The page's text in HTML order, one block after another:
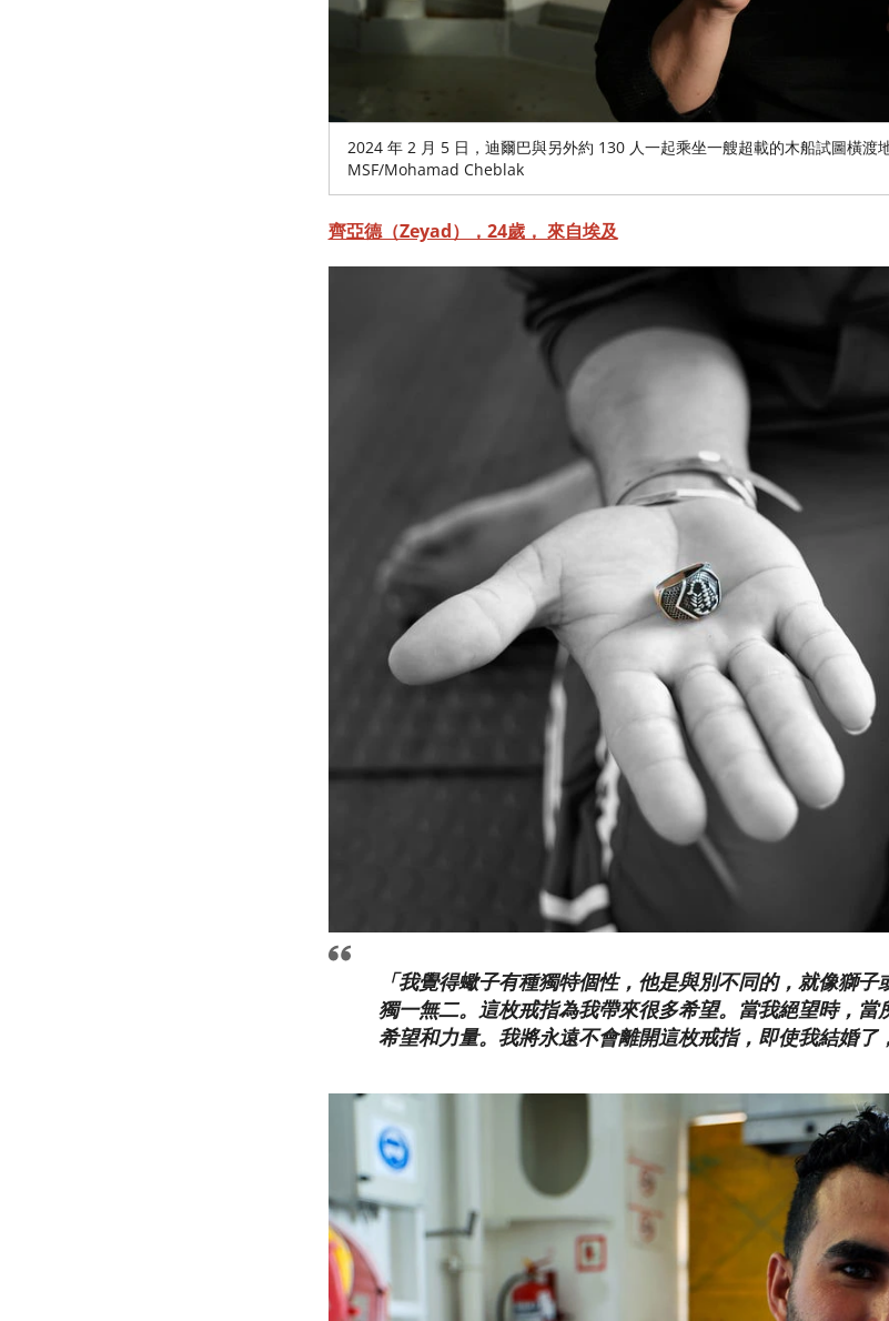
2024 年 2 月 5 日，迪爾巴與另外約 130 人一起乘坐一艘超載的木船試圖橫
MSF/Mohamad Cheblak
齊亞德（Zeyad），24歲， 來自埃及
「我覺得蠍子有種獨特個性，他是與別不同的，就像獅
獨一無二。這枚戒指為我帶來很多希望。當我絕望時，
希望和力量。我將永遠不會離開這枚戒指，即使我結婚了